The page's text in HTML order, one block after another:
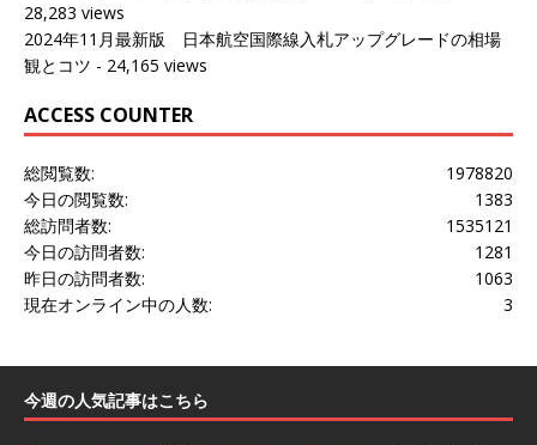
28,283 views
2024年11月最新版 日本航空国際線入札アップグレードの相場
観とコツ - 24,165 views
ACCESS COUNTER
1978820
総閲覧数:
1383
今日の閲覧数:
1535121
総訪問者数:
1281
今日の訪問者数:
1063
昨日の訪問者数:
3
現在オンライン中の人数:
今週の人気記事はこちら